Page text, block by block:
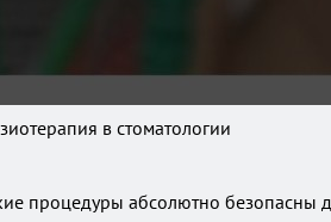
в стоматологии
процедуры абсолютно безопасны